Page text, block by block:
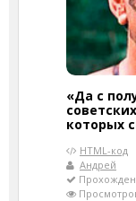
«Да с
которых
HTML-код
Андрей